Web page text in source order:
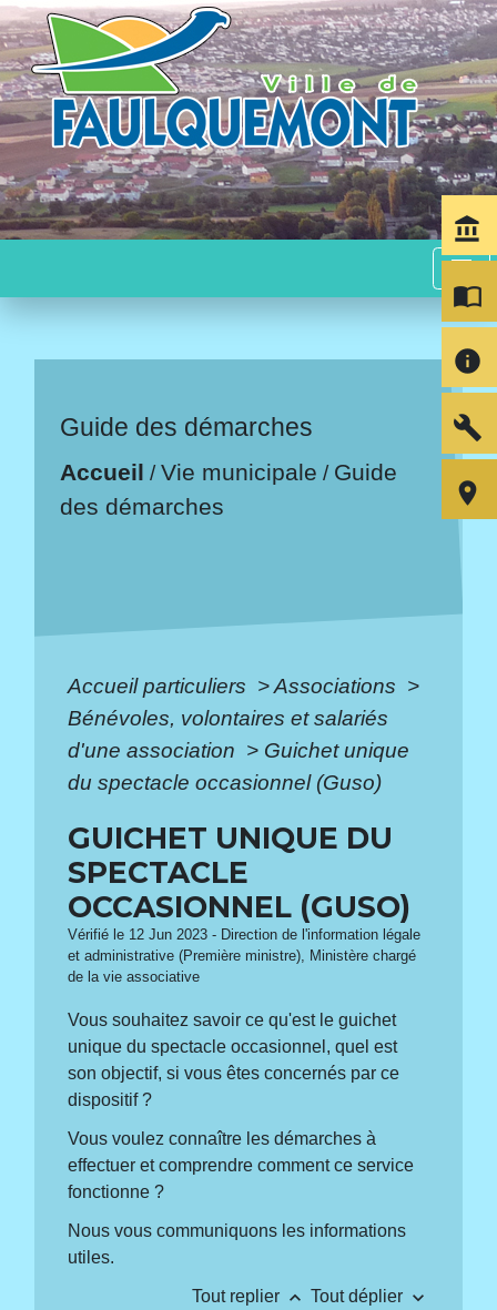
menu
Guide des démarches
Accueil /Vie municipale / Guide
des démarches
Accueil particuliers >Associations >
Bénévoles, volontaires et salariés
d'une association > Guichet unique
du spectacle occasionnel (Guso)
GUICHET UNIQUE DU
SPECTACLE
OCCASIONNEL (GUSO)
Vérifié le 12 Jun 2023 - Direction de l'information légale
et administrative (Première ministre), Ministère chargé
de la vie associative
Vous souhaitez savoir ce qu'est le guichet
unique du spectacle occasionnel, quel est
son objectif, si vous êtes concernés par ce
dispositif ?
Vous voulez connaître les démarches à
effectuer et comprendre comment ce service
fonctionne ?
Nous vous communiquons les informations
utiles.
Tout replier keyboard_arrow_up Tout déplier keyboard_arrow_down
account_balance
import_contacts
info
build
room